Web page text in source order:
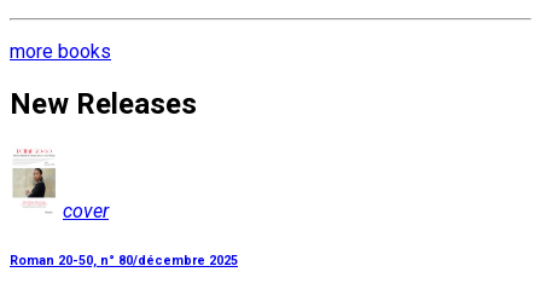
more books
New Releases
cover
Roman 20-50, n° 80/décembre 2025